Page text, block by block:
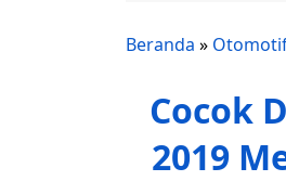
Beranda »
Cocok
2019